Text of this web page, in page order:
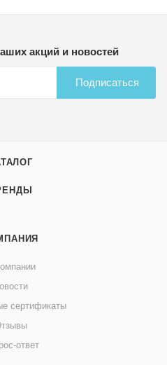
акций и новостей
Подписаться
сертификаты
ответ